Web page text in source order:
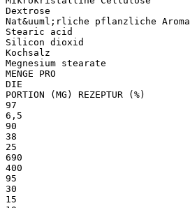
Dextrose
Nat&uuml;rliche pflanzliche Aroma
Stearic acid
Silicon dioxid
Kochsalz
Megnesium stearate
MENGE PRO
DIE
PORTION (MG) REZEPTUR (%)
97
6,5
90
38
25
690
400
95
30
15